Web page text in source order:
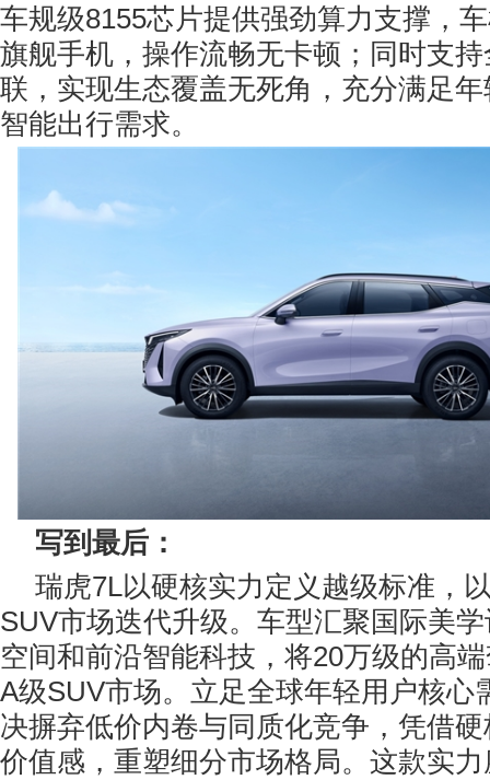
车规级8155芯片提供强劲算力支撑，
旗舰手机，操作流畅无卡顿；同时支
联，实现生态覆盖无死角，充分满足
智能出行需求。
写到最后：
瑞虎7L以硬核实力定义越级标准，
SUV市场迭代升级。车型汇聚国际美
空间和前沿智能科技，将20万级的高
A级SUV市场。立足全球年轻用户核心
决摒弃低价内卷与同质化竞争，凭借
价值感，重塑细分市场格局。这款实